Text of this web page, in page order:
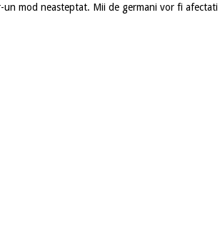
mod neasteptat. Mii de germani vor fi